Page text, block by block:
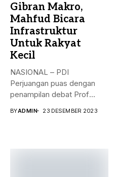
Gibran Makro,
Mahfud Bicara
Infrastruktur
Untuk Rakyat
Kecil
NASIONAL – PDI
Perjuangan puas dengan
penampilan debat Prof
BYADMIN 23 DESEMBER 2023